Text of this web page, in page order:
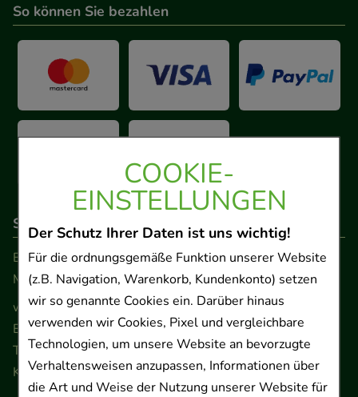
COOKIE-
EINSTELLUNGEN
Der Schutz Ihrer Daten ist uns wichtig!
Für die ordnungsgemäße Funktion unserer Website
(z.B. Navigation, Warenkorb, Kundenkonto) setzen
wir so genannte Cookies ein. Darüber hinaus
verwenden wir Cookies, Pixel und vergleichbare
Technologien, um unsere Website an bevorzugte
Verhaltensweisen anzupassen, Informationen über
die Art und Weise der Nutzung unserer Website für
So können Sie bezahlen
So erreichen Sie uns
Beratung und Kundenservice:
Montag - Freitag von 9.00 bis 17.00 Uhr
www.ApoSalis.de· E-Mail: info@ApoSalis.de
Ernst-August-Platz 2 · 30159 Hannover
Telefon 0511 89 71 80 0 · Fax 0511 89 71 80 11
Kontaktformular